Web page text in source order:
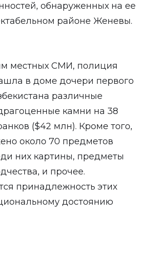
обнаруженных на ее
районе Женевы.
местных СМИ, полиция
в доме дочери первого
различные
камни на 38
($42 млн). Кроме того,
около 70 предметов
них картины, предметы
и прочее.
принадлежность этих
достоянию